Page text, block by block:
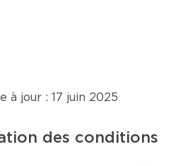
à jour : 17 juin 2025
des conditions